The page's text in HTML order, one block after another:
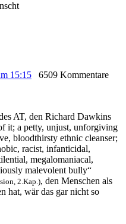
15:15
6509 Kommentare
AT, den Richard Dawkins
it; a petty, unjust, unforgiving
bloodthirsty ethnic cleanser;
racist, infanticidal,
megalomaniacal,
malevolent bully“
2.Kap.), den Menschen als
hat, wär das gar nicht so